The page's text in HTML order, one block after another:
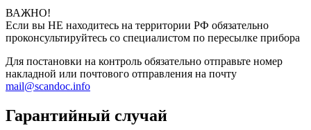
ВАЖНО!
Если вы НЕ находитесь на территории РФ обязательно
проконсультируйтесь со специалистом по пересылке прибора
Для постановки на контроль обязательно отправьте номер
накладной или почтового отправления на почту
mail@scandoc.info
Гарантийный случай